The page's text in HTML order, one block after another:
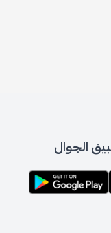
الجوال